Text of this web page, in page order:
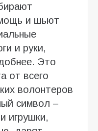
и шьют
и руки,
Это
от всего
волонтеров
символ –